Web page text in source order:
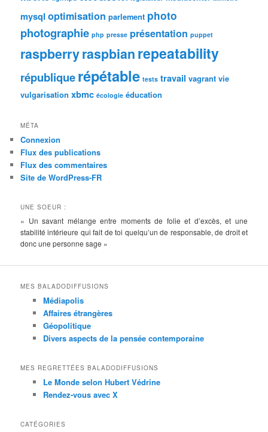
mysql optimisation parlement photo
photographie php presse présentation puppet
raspberryraspbianrepeatability
républiquerépétable tests travail vagrant vie
vulgarisation xbmc écologie éducation
MÉTA
Connexion
Flux des publications
Flux des commentaires
Site de WordPress-FR
UNE SOEUR :
« Un savant mélange entre moments de folie et d’excès, et une
stabilité intérieure qui fait de toi quelqu’un de responsable, de droit et
donc une personne sage »
MES BALADODIFFUSIONS
Médiapolis
Affaires étrangères
Géopolitique
Divers aspects de la pensée contemporaine
MES REGRETTÉES BALADODIFFUSIONS
Le Monde selon Hubert Védrine
Rendez-vous avec X
CATÉGORIES